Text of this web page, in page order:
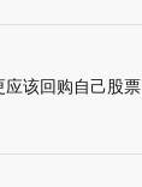
该回购自己股票